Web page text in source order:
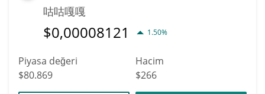
咕咕嘎嘎
$0,00008121 1.50%
Piyasa değeri
$80.869
Hacim
$266